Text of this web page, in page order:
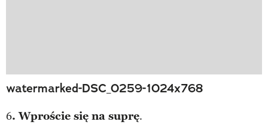
watermarked-DSC_0259-1024x768
6. Wproście się na suprę.